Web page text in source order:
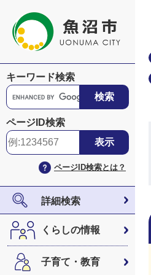
キーワード検索
G
o
o
g
ス
タ
ム
検
索
ページID検索
ページID検索とは？
詳細検索
くらしの情報
子育て・教育